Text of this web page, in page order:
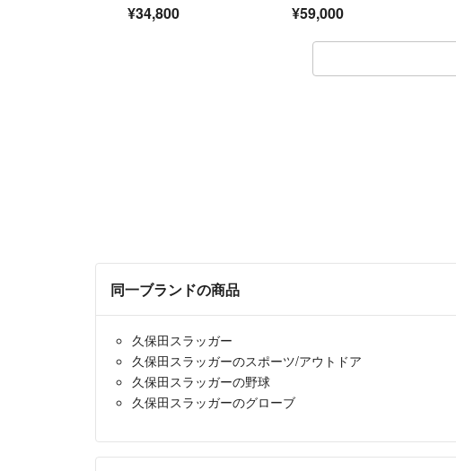
¥34,800 ¥59,000
同一ブランドの商品
久保田スラッガー
久保田スラッガーのスポーツ/アウトドア
久保田スラッガーの野球
久保田スラッガーのグローブ